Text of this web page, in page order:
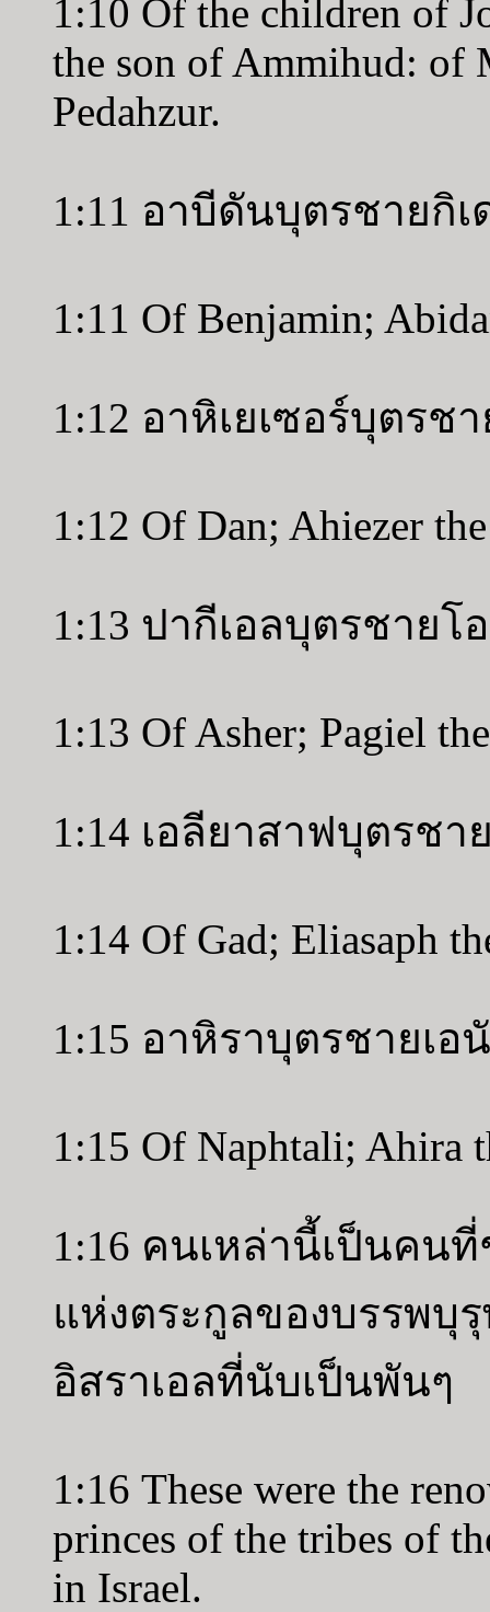
1:10 Of the children of
the son of Ammihud: of
Pedahzur.
1:11 อาบีดันบุตรชายกิ
1:11 Of Benjamin;
1:12 อาหิเยเซอร์บุตร
1:12 Of Dan; Ahiezer
1:13 ปากีเอลบุตรชายโ
1:13 Of Asher; Pagiel
1:14 เอลียาสาฟบุตรชา
1:14 Of Gad; Eliasaph
1:15 อาหิราบุตรชายเ
1:15 Of Naphtali; Ahira
1:16 คนเหล่านี้เป็นคน
แห่งตระกูลของบรรพบุ
อิสราเอลที่นับเป็นพันๆ
1:16 These were the
princes of the tribes of
in Israel.